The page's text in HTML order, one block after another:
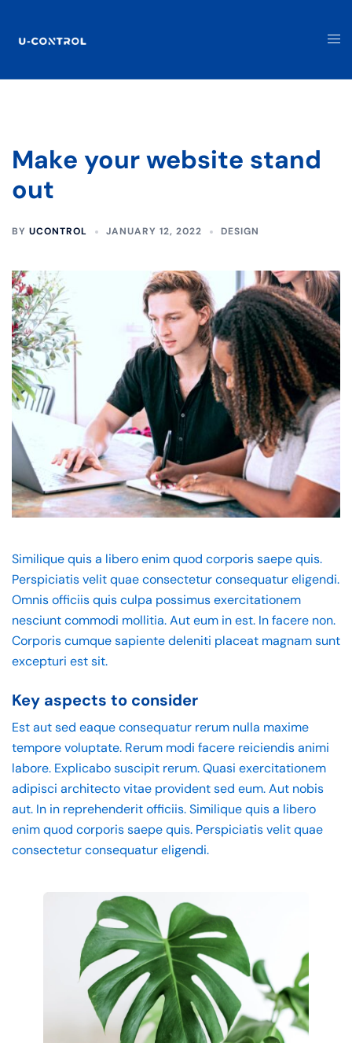
Make your website stand
out
BY UCONTROL JANUARY 12, 2022 DESIGN
Similique quis a libero enim quod corporis saepe quis.
Perspiciatis velit quae consectetur consequatur eligendi.
Omnis officiis quis culpa possimus exercitationem
nesciunt commodi mollitia. Aut eum in est. In facere non.
Corporis cumque sapiente deleniti placeat magnam sunt
excepturi est sit.
Key aspects to consider
Est aut sed eaque consequatur rerum nulla maxime
tempore voluptate. Rerum modi facere reiciendis animi
labore. Explicabo suscipit rerum. Quasi exercitationem
adipisci architecto vitae provident sed eum. Aut nobis
aut. In in reprehenderit officiis. Similique quis a libero
enim quod corporis saepe quis. Perspiciatis velit quae
consectetur consequatur eligendi.